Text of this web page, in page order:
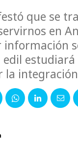
que se
en
información
la